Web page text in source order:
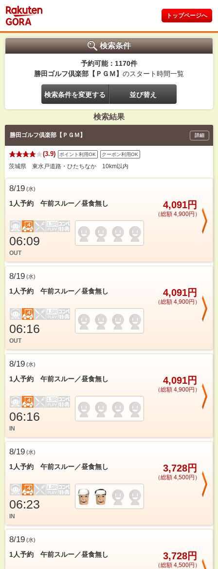
トップページへ
検索条件
予約可能：1170件
勝田ゴルフ倶楽部【ＰＧＭ】 のスタート時間一覧
検索条件を変更する 並び替え
検索結果
勝田ゴルフ倶楽部【ＰＧＭ】 詳細
(3.9) ポイント利用OK クーポン利用OK
茨城県 東水戸道路・ひたちなか 10km以内
8/19 (水)
1人予約 午前スルー／昼食無し 4,091円
（総額 4,900円）
06:09
OUT
8/19 (水)
1人予約 午前スルー／昼食無し 4,091円
（総額 4,900円）
06:16
OUT
8/19 (水)
1人予約 午前スルー／昼食無し 4,091円
（総額 4,900円）
06:16
IN
8/19 (水)
1人予約 午前スルー／昼食無し 3,728円
（総額 4,500円）
06:23
IN
8/19 (水)
1人予約 午前スルー／昼食無し 3,728円
（総額 4,500円）